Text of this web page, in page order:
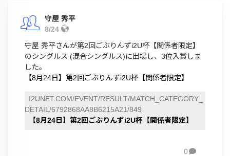
守屋 秀平
8/24
守屋 秀平さんが第2回ごぶりんずi2U杯【関係者限定】
のシングルス (混合シングルス)に出場し、3位入賞しま
した。
【8月24日】第2回ごぶりんずi2U杯【関係者限定】
I2UNET.COM/EVENT/RESULT/MATCH_CATEGORY_
DETAIL/6792868AA8B6215A21/849
【8月24日】第2回ごぶりんずi2U杯【関係者限定】
0